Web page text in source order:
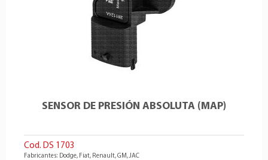
SENSOR DE PRESIÓN ABSOLUTA (MAP)
Cod. DS 1703
Fabricantes: Dodge, Fiat, Renault, GM, JAC